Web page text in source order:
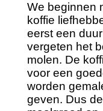
We beginnen
koffie
eerst een
vergeten het
molen. De
voor een
worden
geven. Dus